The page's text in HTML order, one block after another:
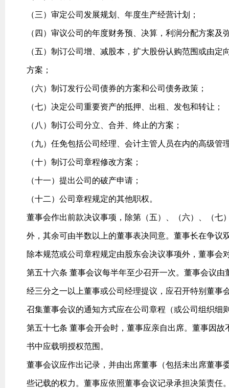
（三）审定公司发展规划、年度生产经营计划；
（四）审议公司的年度财务预、决算，利润分配方案及
（五）制订公司增、减股本，扩大股份认购范围或由
方案；
（六）制订发行公司债券的方案和公司债务政策；
（七）决定公司重要资产的抵押、出租、发包和转让；
（八）制订公司分立、合并、终止的方案；
（九）任免包括公司经理、会计主管人员在内的高级管
（十）制订公司章程修改方案；
（十一）提出公司的破产申请；
（十二）公司章程规定的其他职权。
董事会作出前款决议事项，除第（五）、（六）、（七
外，其余可由半数以上的董事表决同意。董事长在争议
除本规范或公司章程规定由股东会决议事项外，董事会
第五十六条 董事会议每半年至少召开一次。董事会议
经三分之一以上董事或公司经理提议，应召开特别董事
召集董事会议的通知方式应在公司章程（或公司组织细
第五十七条 董事会开会时，董事应亲自出席。董事因
书中应载明授权范围。
董事会议应作出记录，并由出席董事（包括未出席董事
些记载的权力。董事应依照董事会议记录承担决策责任